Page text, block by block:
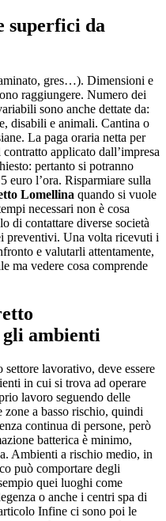
superfici da
gres…). Dimensioni e
raggiungere. Numero dei
sono anche dettate da:
disabili e animali. Cantina o
La paga oraria netta per
applicato dall’impresa
pertanto si potranno
euro l’ora. Risparmiare sulla
Lomellina quando si vuole
necessari non è cosa
di contattare diverse società
preventivi. Una volta ricevuti i
e valutarli attentamente,
ma vedere cosa comprende
ambienti
lavorativo, deve essere
in cui si trova ad operare
lavoro seguendo delle
a basso rischio, quindi
continua di persone, però
batterica è minimo,
Ambienti a rischio medio, in
può comportare degli
quei luoghi come
o anche i centri spa di
Infine ci sono poi le